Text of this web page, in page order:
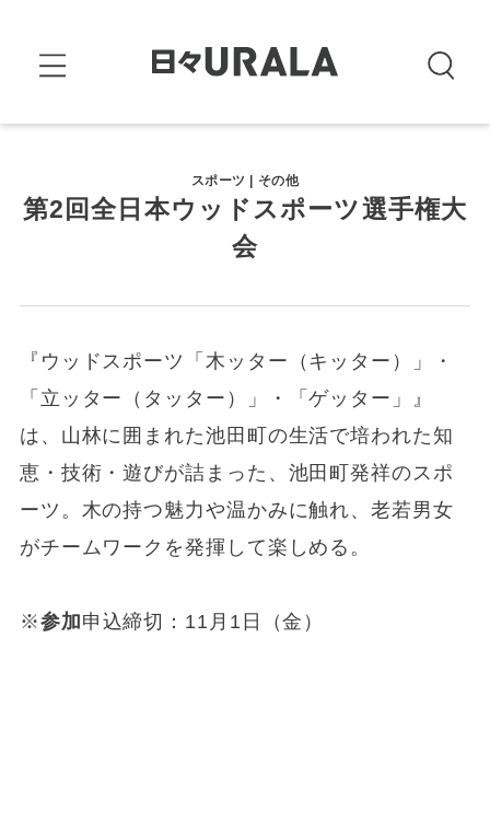
スポーツ | その他
第2回全日本ウッドスポーツ選手権大
会
『ウッドスポーツ「木ッター（キッター）」・
「立ッター（タッター）」・「ゲッター」』
は、山林に囲まれた池田町の生活で培われた知
恵・技術・遊びが詰まった、池田町発祥のスポ
ーツ。木の持つ魅力や温かみに触れ、老若男女
がチームワークを発揮して楽しめる。
※参加申込締切：11月1日（金）